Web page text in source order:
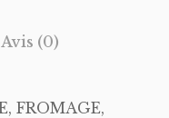
Avis (0)
FROMAGE,